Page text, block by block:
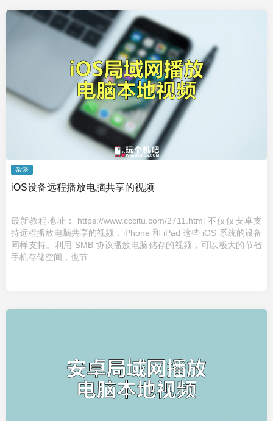
杂谈
iOS设备远程播放电脑共享的视频
最新教程地址： https://www.cccitu.com/2711.html 不仅仅安卓支
持远程播放电脑共享的视频，iPhone 和 iPad 这些 iOS 系统的设备
同样支持。利用 SMB 协议播放电脑储存的视频，可以极大的节省
手机存储空间，也节 ...